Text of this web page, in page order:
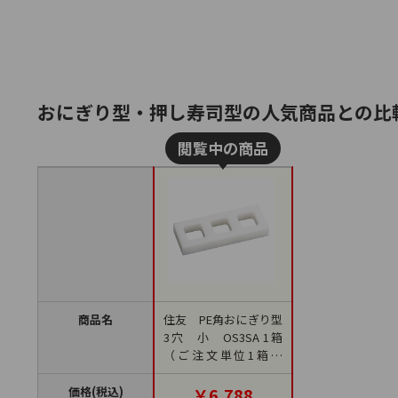
おにぎり型・押し寿司型の人気商品との比
商品名
価格(税込)
住友 PE角おにぎり型
3穴 小 OS3SA 1箱
（ご注文単位1箱）
【直送品】